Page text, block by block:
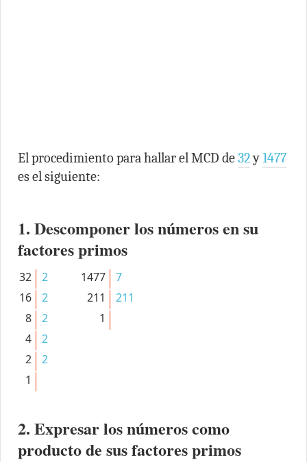
El procedimiento para hallar el MCD de32y1477
es el siguiente:
1. Descomponer los números en su
factores primos
32
2
16
2
8
2
4
2
2
2
1
1477
7
211
211
1
2. Expresar los números como
producto de sus factores primos